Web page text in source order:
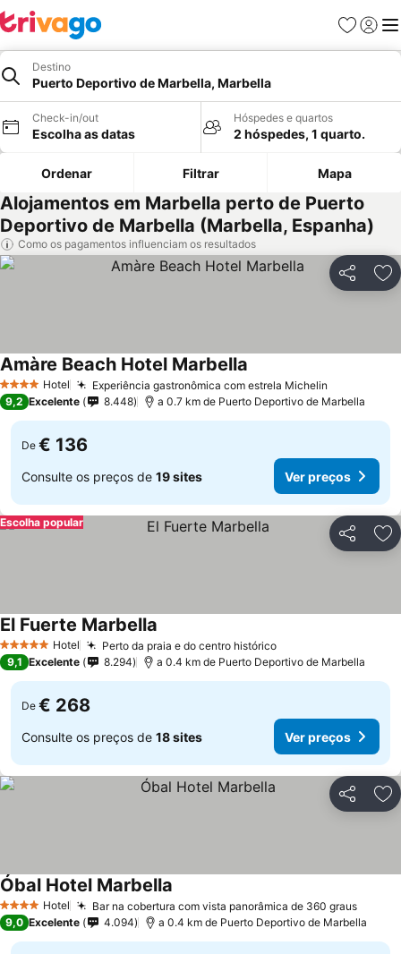
Favoritos
Iniciar
Destino
Puerto Deportivo de Marbella, Marbella
Check-in/out
Escolha as datas
Hóspedes e quartos
2 hóspedes, 1 quarto.
Ordenar Filtrar Mapa
Alojamentos em Marbella perto de Puerto
Deportivo de Marbella (Marbella, Espanha)
Como os pagamentos influenciam os resultados
Partilhar
4 EstrelasHotel Experiência gastronômica com estrela Michelin
Amàre Beach Hotel Marbella
9,2 Excelente 8.448 a 0.7 km de Puerto Deportivo de Marbella
De € 136
Consulte os preços de 19 sites Ver preços
Partilhar
Escolha popular
5 Estrelas Hotel Perto da praia e do centro histórico
El Fuerte Marbella
9,1 Excelente 8.294 a 0.4 km de Puerto Deportivo de Marbella
De € 268
Consulte os preços de 18 sites Ver preços
Partilhar
4 EstrelasHotel Bar na cobertura com vista panorâmica de 360 graus
Óbal Hotel Marbella
9,0 Excelente 4.094 a 0.4 km de Puerto Deportivo de Marbella